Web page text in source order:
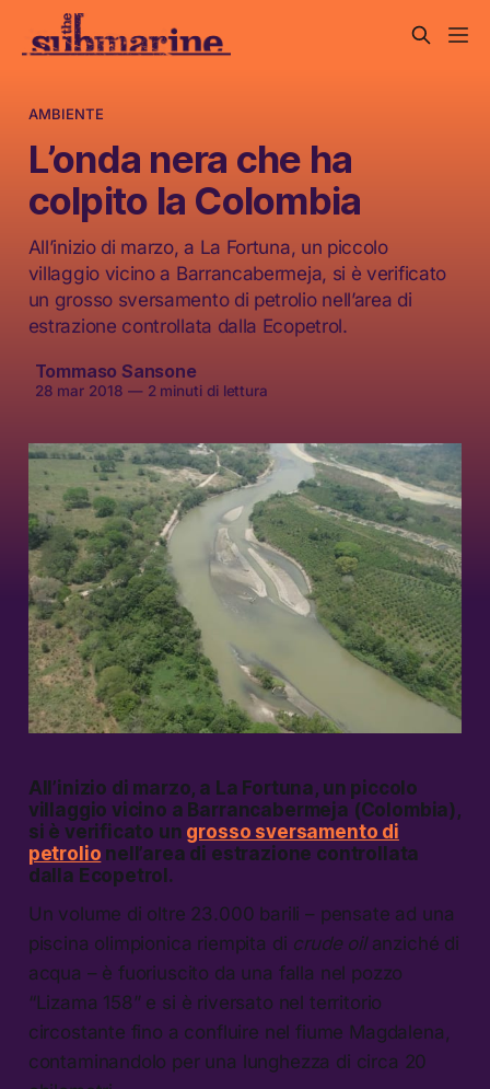
AMBIENTE
L’onda nera che ha
colpito la Colombia
All’inizio di marzo, a La Fortuna, un piccolo
villaggio vicino a Barrancabermeja, si è verificato
un grosso sversamento di petrolio nell’area di
estrazione controllata dalla Ecopetrol.
Tommaso Sansone
28 mar 2018 —2 minuti di lettura
All’inizio di marzo, a La Fortuna, un piccolo
villaggio vicino a Barrancabermeja (Colombia),
si è verificato un grosso sversamento di
petrolio nell’area di estrazione controllata
dalla Ecopetrol.
Un volume di oltre 23.000 barili – pensate ad una
piscina olimpionica riempita di crude oilanziché di
acqua – è fuoriuscito da una falla nel pozzo
“Lizama 158” e si è riversato nel territorio
circostante fino a confluire nel fiume Magdalena,
contaminandolo per una lunghezza di circa 20